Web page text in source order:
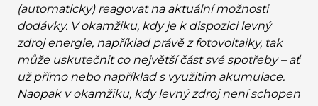
(automaticky) reagovat na aktuální možnosti
dodávky. V okamžiku, kdy je k dispozici levný
zdroj energie, například právě z fotovoltaiky, tak
může uskutečnit co největší část své spotřeby – ať
už přímo nebo například s využitím akumulace.
Naopak v okamžiku, kdy levný zdroj není schopen